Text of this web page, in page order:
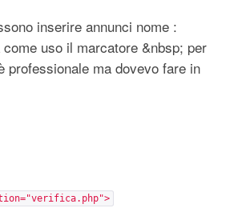
inserire annunci nome :
uso il marcatore &nbsp; per
professionale ma dovevo fare in